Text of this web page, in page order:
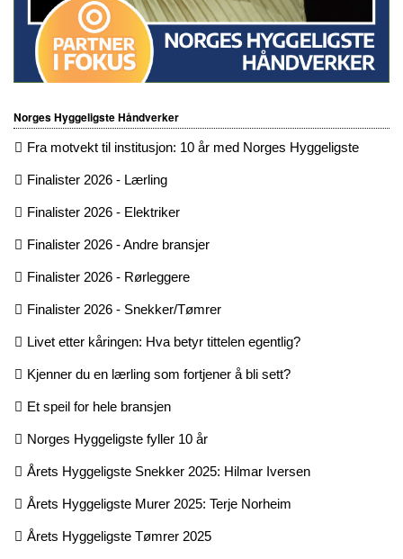
Norges Hyggeligste Håndverker
Fra motvekt til institusjon: 10 år med Norges Hyggeligste
Finalister 2026 - Lærling
Finalister 2026 - Elektriker
Finalister 2026 - Andre bransjer
Finalister 2026 - Rørleggere
Finalister 2026 - Snekker/Tømrer
Livet etter kåringen: Hva betyr tittelen egentlig?
Kjenner du en lærling som fortjener å bli sett?
Et speil for hele bransjen
Norges Hyggeligste fyller 10 år
Årets Hyggeligste Snekker 2025: Hilmar Iversen
Årets Hyggeligste Murer 2025: Terje Norheim
Årets Hyggeligste Tømrer 2025